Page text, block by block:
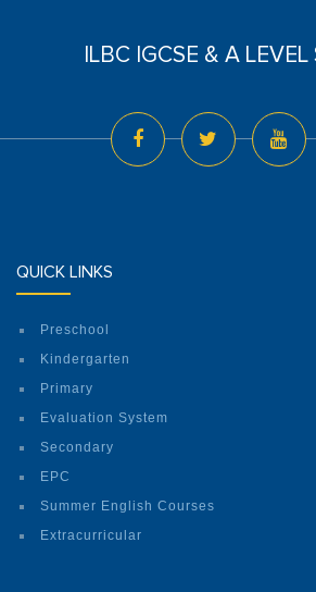
ILBC IGCSE & A
QUICK LINKS
Preschool
Kindergarten
Primary
Evaluation System
Secondary
EPC
Summer English Courses
Extracurricular